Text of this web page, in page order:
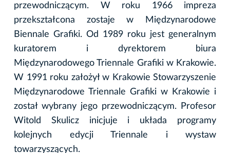
przewodniczącym. W roku 1966 impreza
przekształcona zostaje w Międzynarodowe
Biennale Grafiki. Od 1989 roku jest generalnym
kuratorem i dyrektorem biura
Międzynarodowego Triennale Grafiki w Krakowie.
W 1991 roku założył w Krakowie Stowarzyszenie
Międzynarodowe Triennale Grafiki w Krakowie i
został wybrany jego przewodniczącym. Profesor
Witold Skulicz inicjuje i układa programy
kolejnych edycji Triennale i wystaw
towarzyszących.